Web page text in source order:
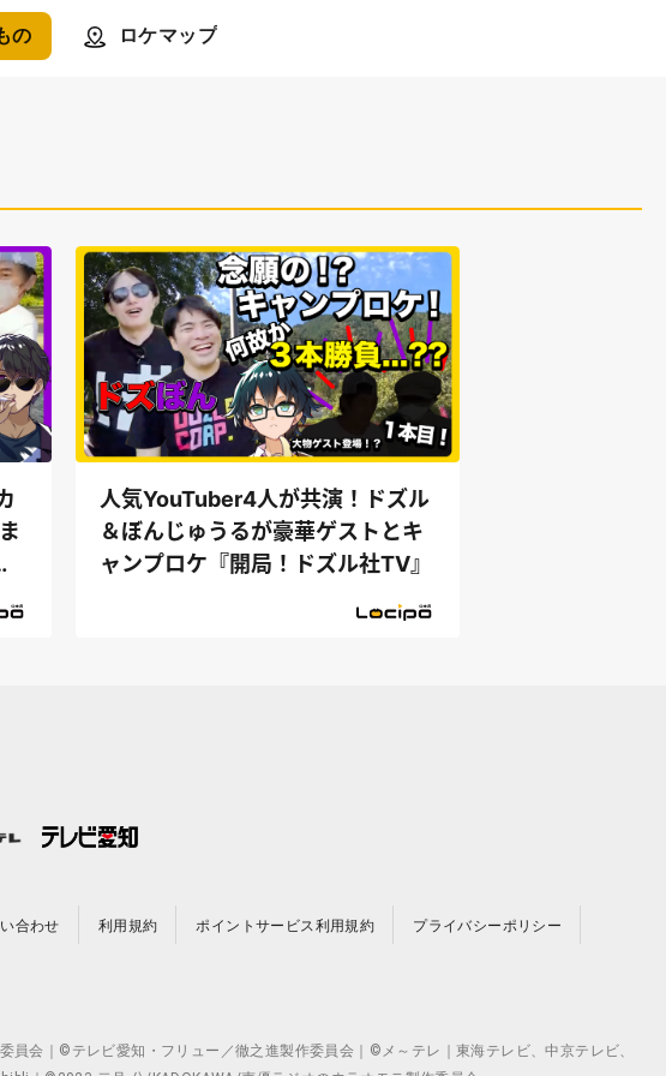
の ロケマップ
人気YouTuber4人が共演！ドズル
＆ぼんじゅうるが豪華ゲストとキ
ャンプロケ『開局！ドズル社TV』
合わせ 利用規約 ポイントサービス利用規約 プライバシーポリシー
会｜©テレビ愛知・フリュー／徹之進製作委員会｜©メ～テレ｜東海テレビ、中京テレビ、